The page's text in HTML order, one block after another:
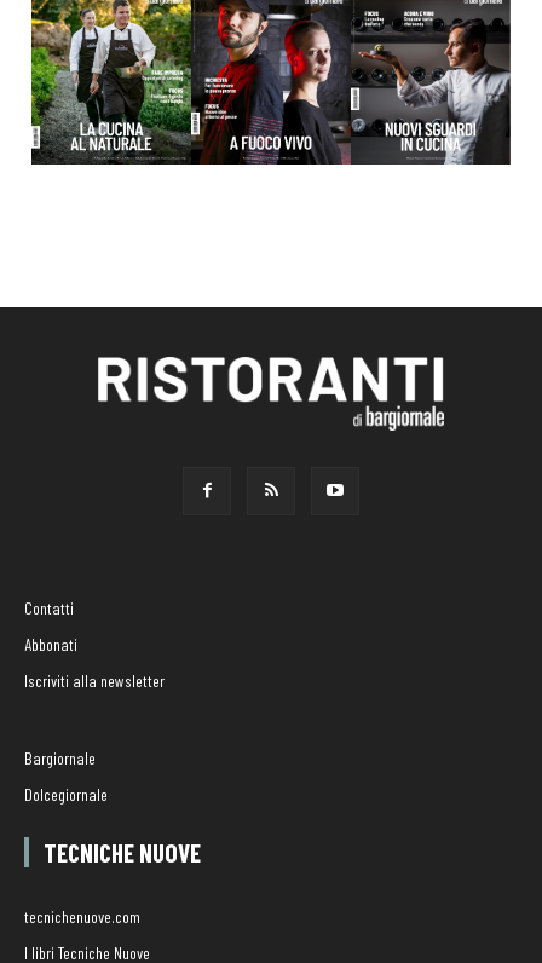
Contatti
Abbonati
Iscriviti alla newsletter
Bargiornale
Dolcegiornale
TECNICHE NUOVE
tecnichenuove.com
I libri Tecniche Nuove